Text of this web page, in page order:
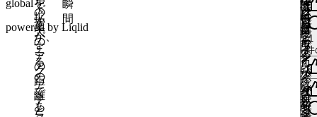
を
拡
大
す
る
の
で
あ
し
た
ア
ク
ア
テ
ラ
ス
で
す
が、
こ
の
距
離
と
更
ス
レ
ッ
ド
ね
更
ス
レ
ッ
ス
レ
ッ
ド
ス
レ
ね
更
ス
レ
ッ
更
ス
レ
ッ
ド
件
い
い
ね
更
1
件
い
い
ね
更
1
件
い
い
ね
要
で
す
い
ね
必
要
で
す
は
ロ
グ
イ
ン
が
必
要
に
は
ロ
グ
イ
ン
が
の
葉
の
ア
ク
ア
テ
は
ロ
グ
イ
ン
が
必
ロ
グ
イ
ン
が
必
要
す
る
に
は
ロ
グ
イ
ン
瞬
間
い
ね
す
る
に
は
ロ
グ
global
powered by Liqlid